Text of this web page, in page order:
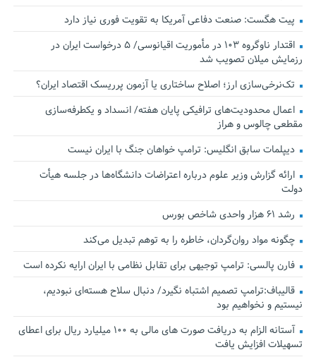
پیت هگست: صنعت دفاعی آمریکا به تقویت فوری نیاز دارد
اقتدار ناوگروه ۱۰۳ در مأموریت‌ اقیانوسی/ ۵ درخواست ایران در
رزمایش میلان تصویب شد
تک‌نرخی‌سازی ارز؛ اصلاح ساختاری یا آزمون پرریسک اقتصاد ایران؟
اعمال محدودیت‌های ترافیکی پایان هفته/ انسداد و یکطرفه‌سازی
مقطعی چالوس و هراز
دیپلمات سابق انگلیس:‌ ترامپ خواهان جنگ با ایران نیست
ارائه گزارش وزیر علوم درباره اعتراضات دانشگاه‌ها در جلسه هیأت
دولت
رشد ۶۱ هزار واحدی شاخص بورس
چگونه مواد روان‌گردان، خاطره را به توهم تبدیل می‌کند
فارن پالسی: ترامپ توجیهی برای تقابل نظامی با ایران ارایه نکرده است
قالیباف:ترامپ تصمیم اشتباه نگیرد/ دنبال سلاح هسته‌ای نبودیم،
نیستیم و نخواهیم بود
آستانه الزام به دریافت صورت های مالی به ۱۰۰ میلیارد ریال برای اعطای
تسهیلات افزایش یافت